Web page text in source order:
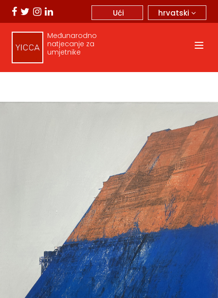
hrvatski
Ući
Međunarodno
natjecanje za
umjetnike